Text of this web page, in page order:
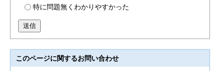
特に問題無くわかりやすかった
送信
このページに関するお問い合わせ